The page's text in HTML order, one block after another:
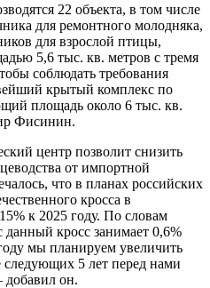
22 объекта, в том числе
для ремонтного молодняка,
для взрослой птицы,
5,6 тыс. кв. метров с тремя
соблюдать требования
крытый комплекс по
площадь около 6 тыс. кв.
Фисинин.
центр позволит снизить
от импортной
что в планах российских
кросса в
к 2025 году. По словам
кросс занимает 0,6%
мы планируем увеличить
следующих 5 лет перед нами
добавил он.